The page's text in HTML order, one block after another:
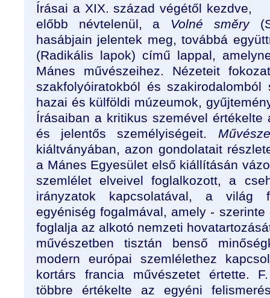
Írásai a XIX. század végétől kezdve,
előbb névtelenül, a Volné směry
hasábjain jelentek meg, továbbá
(Radikális lapok) című lappal,
Mánes művészeihez. Nézeteit
szakfolyóiratokból és
hazai és külföldi múzeumok,
Írásaiban a kritikus szemével
és jelentős személyiségeit.
kiáltványában, azon gondolatait
a Mánes Egyesület első kiállításán
szemlélet elveivel foglalkozott, a
irányzatok kapcsolatával, a világ
egyéniség fogalmával, amely -
foglalja az alkotó nemzeti
művészetben tisztán benső
modern európai szemlélethez
kortárs francia művészetet értette.
többre értékelte az egyéni